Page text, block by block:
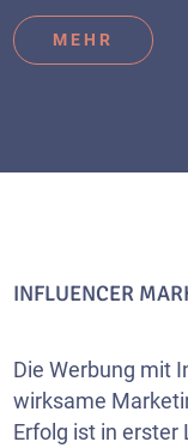
MEHR
INFLUENCER
Die Werbung mit
wirksame
Erfolg ist in erster